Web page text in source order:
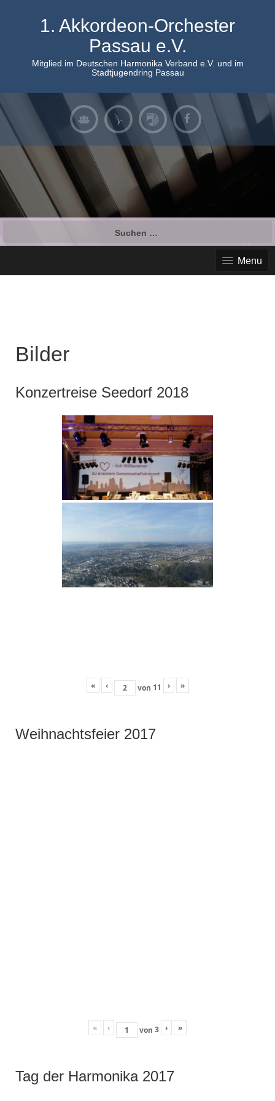
1. Akkordeon-Orchester
Passau e.V.
Mitglied im Deutschen Harmonika Verband e.V. und im
Stadtjugendring Passau
Menu
Bilder
Konzertreise Seedorf 2018
« ‹ von 11 › »
Weihnachtsfeier 2017
« ‹ von 3 › »
Tag der Harmonika 2017